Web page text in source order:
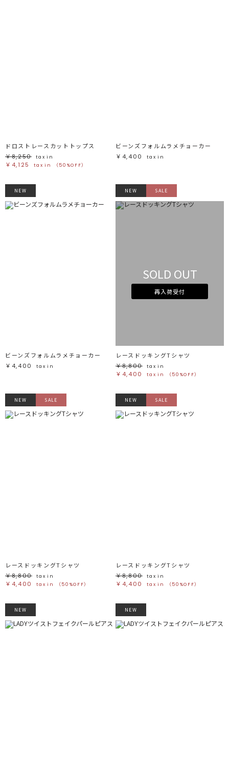
ドロストレースカットトップス
￥8,250
tax in
￥4,125 tax in （50%OFF）
ビーンズフォルムラメチョーカー
￥4,400
tax in
NEW
ビーンズフォルムラメチョーカー
￥4,400
tax in
NEW SALE
SOLD OUT
再入荷受付
レースドッキングTシャツ
￥8,800
tax in
￥4,400 tax in （50%OFF）
NEW SALE
レースドッキングTシャツ
￥8,800
tax in
￥4,400 tax in （50%OFF）
NEW SALE
レースドッキングTシャツ
￥8,800
tax in
￥4,400 tax in （50%OFF）
NEW NEW